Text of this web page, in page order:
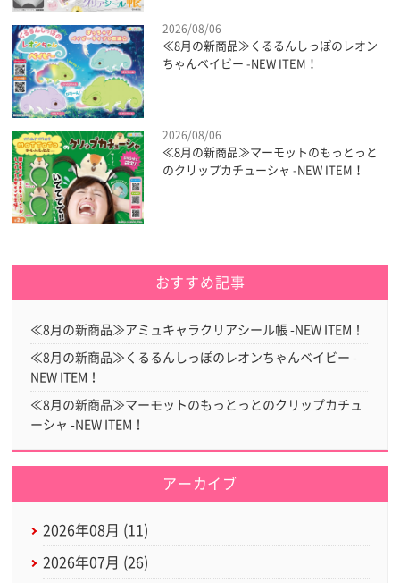
2026/08/06
≪8月の新商品≫くるるんしっぽのレオン
ちゃんベイビー -NEW ITEM！
2026/08/06
≪8月の新商品≫マーモットのもっとっと
のクリップカチューシャ -NEW ITEM！
おすすめ記事
≪8月の新商品≫アミュキャラクリアシール帳 -NEW ITEM！
≪8月の新商品≫くるるんしっぽのレオンちゃんベイビー -
NEW ITEM！
≪8月の新商品≫マーモットのもっとっとのクリップカチュ
ーシャ -NEW ITEM！
アーカイブ
2026年08月 (11)
2026年07月 (26)